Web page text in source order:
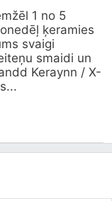
1 no 5
ķeramies
svaigi
smaidi un
Keraynn / X-